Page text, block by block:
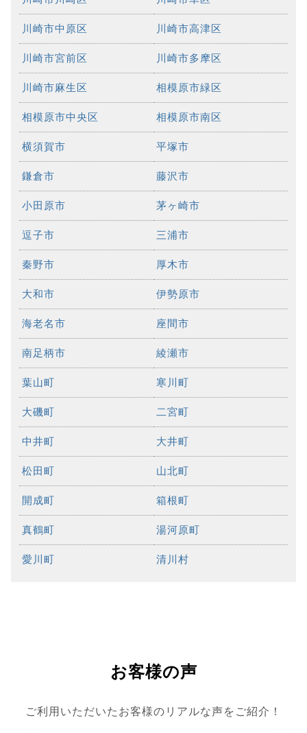
川崎市中原区 川崎市高津区
川崎市宮前区 川崎市多摩区
川崎市麻生区 相模原市緑区
相模原市中央区 相模原市南区
横須賀市 平塚市
鎌倉市 藤沢市
小田原市 茅ヶ崎市
逗子市 三浦市
秦野市 厚木市
大和市 伊勢原市
海老名市 座間市
南足柄市 綾瀬市
葉山町 寒川町
大磯町 二宮町
中井町 大井町
松田町 山北町
開成町 箱根町
真鶴町 湯河原町
愛川町 清川村
お客様の声
ご利用いただいたお客様のリアルな声をご紹介！